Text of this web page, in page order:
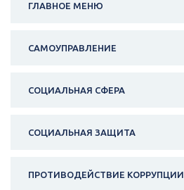
ГЛАВНОЕ МЕНЮ
САМОУПРАВЛЕНИЕ
СОЦИАЛЬНАЯ СФЕРА
СОЦИАЛЬНАЯ ЗАЩИТА
ПРОТИВОДЕЙСТВИЕ КОРРУПЦИИ